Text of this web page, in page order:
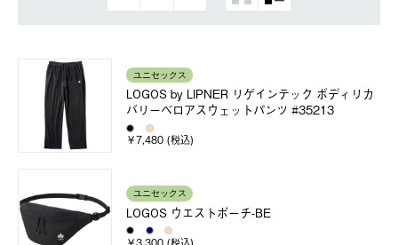
ユニセックス
LOGOS by LIPNER リゲインテック ボディリカ
バリーベロアスウェットパンツ #35213
￥7,480 (税込)
ユニセックス
LOGOS ウエストポーチ-BE